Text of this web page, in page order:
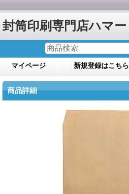
封筒印刷専門店ハマー
マイページ 新規登録はこちら
商品詳細